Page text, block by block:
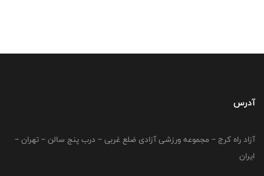
آدرس
آزاد راه کرج – مجموعه ورزشی آزادی ضلع غربی – درب پنج سالن – تهران –
ایران